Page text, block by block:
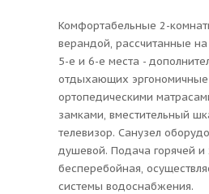
Комфортабельные 2-
верандой, рассчитанные
5-е и 6-е места -
отдыхающих эргономичные
ортопедическими
замками, вместительный
телевизор. Санузел
душевой. Подача горячей
бесперебойная,
системы водоснабжения.